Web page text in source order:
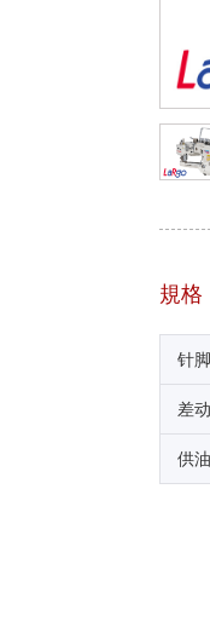
規格
针
差
供